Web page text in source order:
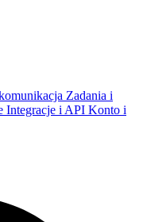
Zadania i
Integracje i API Konto i